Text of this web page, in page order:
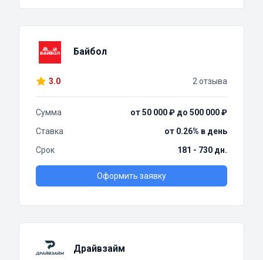
Байбол
3.0 2 отзыва
Сумма
от 50 000 ₽ до 500 000 ₽
Ставка
от 0.26% в день
Срок
181 - 730 дн.
Оформить заявку
Драйвзайм